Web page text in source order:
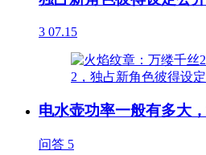
3 07.15
电水壶功率一般有多大
问答 5